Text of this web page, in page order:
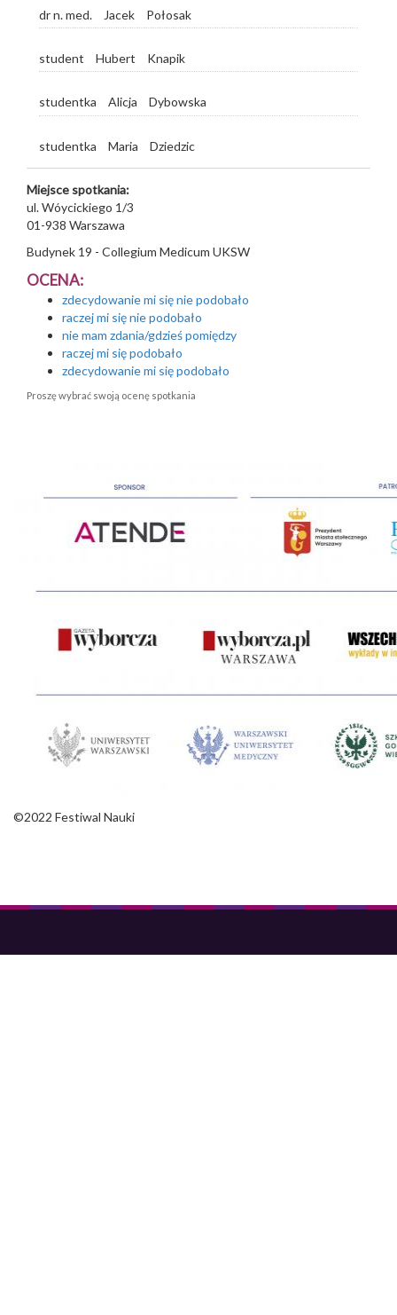
dr n. med. Jacek Połosak
student Hubert Knapik
studentka Alicja Dybowska
studentka Maria Dziedzic
Miejsce spotkania:
ul. Wóycickiego 1/3
01-938 Warszawa
Budynek 19 - Collegium Medicum UKSW
OCENA:
zdecydowanie mi się nie podobało
raczej mi się nie podobało
nie mam zdania/gdzieś pomiędzy
raczej mi się podobało
zdecydowanie mi się podobało
Proszę wybrać swoją ocenę spotkania
©2022 Festiwal Nauki